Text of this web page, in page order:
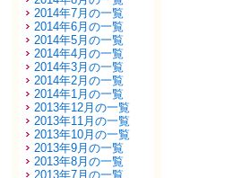
2014年7月の一覧
2014年6月の一覧
2014年5月の一覧
2014年4月の一覧
2014年3月の一覧
2014年2月の一覧
2014年1月の一覧
2013年12月の一覧
2013年11月の一覧
2013年10月の一覧
2013年9月の一覧
2013年8月の一覧
2013年7月の一覧